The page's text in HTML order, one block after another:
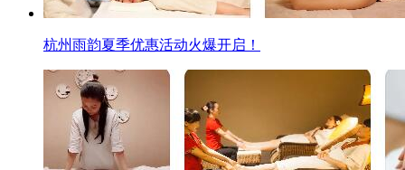
杭州雨韵夏季优惠活动火爆开启！